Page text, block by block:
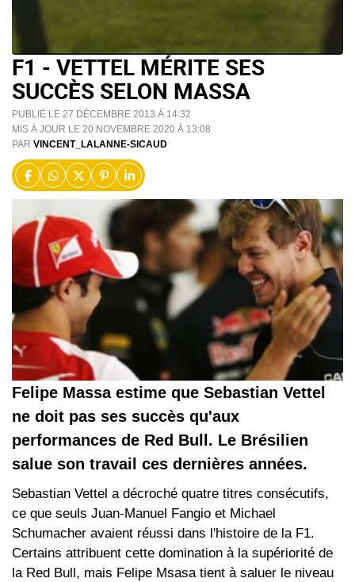
F1 - VETTEL MÉRITE SES
SUCCÈS SELON MASSA
PUBLIÉ LE 27 DÉCEMBRE 2013 À 14:32
MIS À JOUR LE 20 NOVEMBRE 2020 À 13:08
PAR VINCENT_LALANNE-SICAUD
Felipe Massa estime que Sebastian Vettel
ne doit pas ses succès qu'aux
performances de Red Bull. Le Brésilien
salue son travail ces dernières années.
Sebastian Vettel a décroché quatre titres consécutifs,
ce que seuls Juan-Manuel Fangio et Michael
Schumacher avaient réussi dans l'histoire de la F1.
Certains attribuent cette domination à la supériorité de
la Red Bull, mais Felipe Msasa tient à saluer le niveau